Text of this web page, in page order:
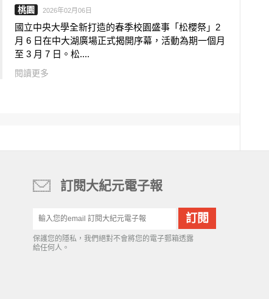
桃園 2026年02月06日
國立中央大學全新打造的春季校園盛事「松櫻祭」2
月 6 日在中大湖廣場正式揭開序幕，活動為期一個月
至 3 月 7 日。松....
閱讀更多
訂閱大紀元電子報
保護您的隱私，我們絕對不會將您的電子郵箱透露
給任何人。